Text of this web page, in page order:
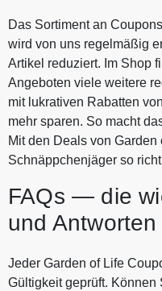
Das Sortiment an
wird von uns regelmäßig
Artikel reduziert. Im Shop
Angeboten viele weitere
mit lukrativen Rabatten
mehr sparen. So macht
Mit den Deals von
Schnäppchenjäger so
FAQs — die
und
Jeder Garden of Life
Gültigkeit geprüft.